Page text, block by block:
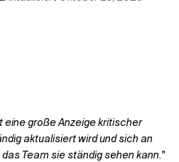
große Anzeige kritischer
aktualisiert wird und sich an
Team sie ständig sehen kann."